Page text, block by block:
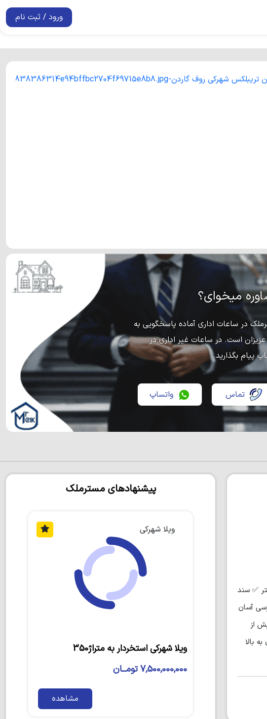
ورود / ثبت نام
میخوای؟
در ساعات اداری آماده پاسخگویی به
است. در ساعات غیر اداری در
پیام بگذارید.
تماس واتساپ
۳۴۰ متر بنا سه خواب مستر ✅ سند
آسان
با بیش از
نور مناطق کوهستانی ییلاقی و&#8230; از ۴۰۰ میلیون به بالا
پیشنهادهای مسترملک
ویلا شهرکی
ویلا شهرکی استخردار به متراژ350
7,500,000,000 تومــان
مشاهده